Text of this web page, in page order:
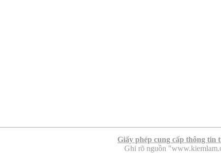
Giấy phép cung cấp thông tin
Ghi rõ nguồn